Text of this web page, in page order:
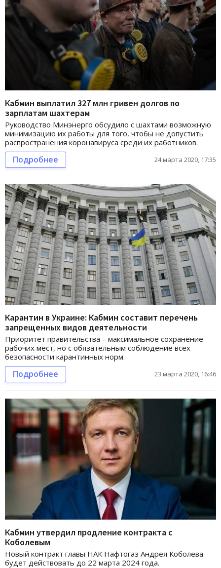
Кабмин выплатил 327 млн гривен долгов по
зарплатам шахтерам
Руководство Минэнерго обсудило с шахтами возможную
минимизацию их работы для того, чтобы не допустить
распространения коронавируса среди их работников.
Подробнее 24 марта 2020, 17:35
Карантин в Украине: Кабмин составит перечень
запрещенных видов деятельности
Приоритет правительства – максимальное сохранение
рабочих мест, но с обязательным соблюдение всех
безопасности карантинных норм.
Подробнее 23 марта 2020, 16:46
Кабмин утвердил продление контракта с
Коболевым
Новый контракт главы НАК Нафтогаз Андрея Коболева
будет действовать до 22 марта 2024 года.